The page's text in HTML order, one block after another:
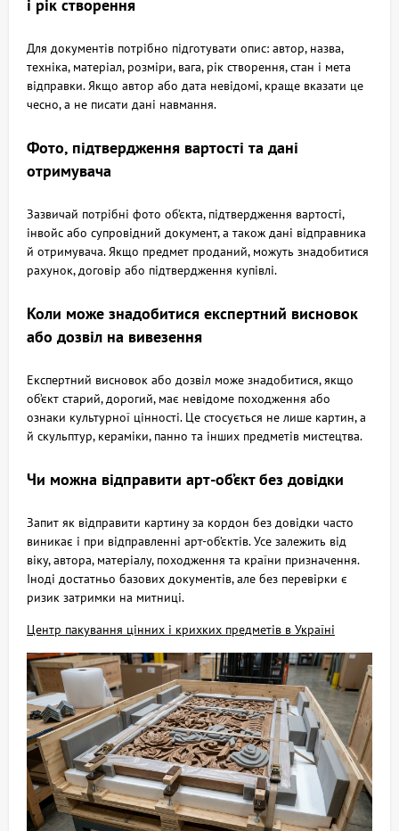
і рік створення
Для документів потрібно підготувати опис: автор, назва,
техніка, матеріал, розміри, вага, рік створення, стан і мета
відправки. Якщо автор або дата невідомі, краще вказати це
чесно, а не писати дані навмання.
Фото, підтвердження вартості та дані
отримувача
Зазвичай потрібні фото об’єкта, підтвердження вартості,
інвойс або супровідний документ, а також дані відправника
й отримувача. Якщо предмет проданий, можуть знадобитися
рахунок, договір або підтвердження купівлі.
Коли може знадобитися експертний висновок
або дозвіл на вивезення
Експертний висновок або дозвіл може знадобитися, якщо
об’єкт старий, дорогий, має невідоме походження або
ознаки культурної цінності. Це стосується не лише картин, а
й скульптур, кераміки, панно та інших предметів мистецтва.
Чи можна відправити арт-об’єкт без довідки
Запит як відправити картину за кордон без довідки часто
виникає і при відправленні арт-об’єктів. Усе залежить від
віку, автора, матеріалу, походження та країни призначення.
Іноді достатньо базових документів, але без перевірки є
ризик затримки на митниці.
Центр пакування цінних і крихких предметів в Україні